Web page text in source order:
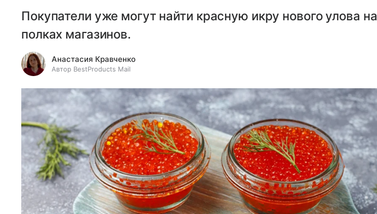
Покупатели уже могут найти красную икру нового улова на
полках магазинов.
Анастасия Кравченко
Автор BestProducts Mail